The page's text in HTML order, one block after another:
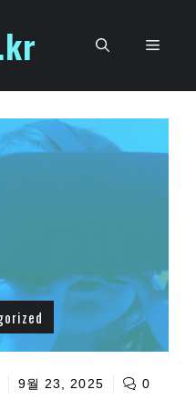
Menu
9월 23, 2025 0